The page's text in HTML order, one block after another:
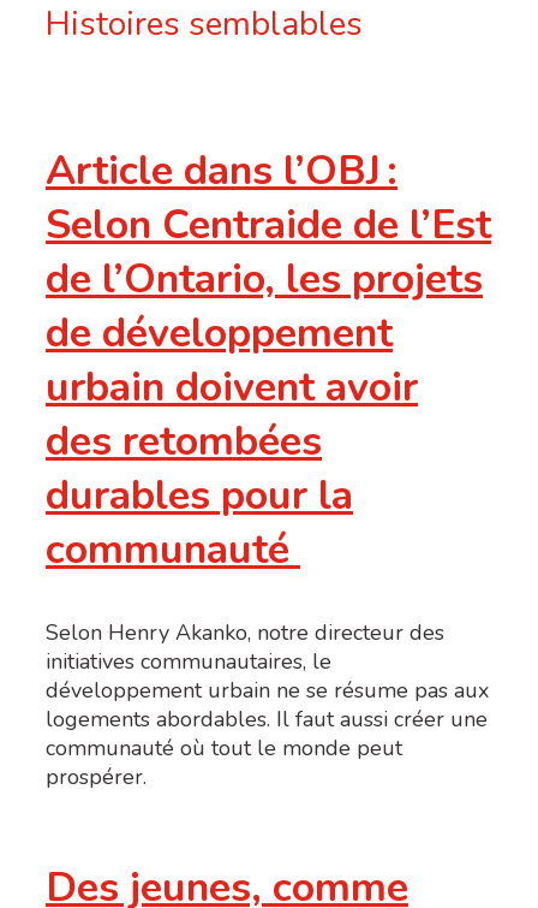
Histoires semblables
Article dans l’OBJ :
Selon Centraide de l’Est
de l’Ontario, les projets
de développement
urbain doivent avoir
des retombées
durables pour la
communauté
Selon Henry Akanko, notre directeur des
initiatives communautaires, le
développement urbain ne se résume pas aux
logements abordables. Il faut aussi créer une
communauté où tout le monde peut
prospérer.
Des jeunes, comme